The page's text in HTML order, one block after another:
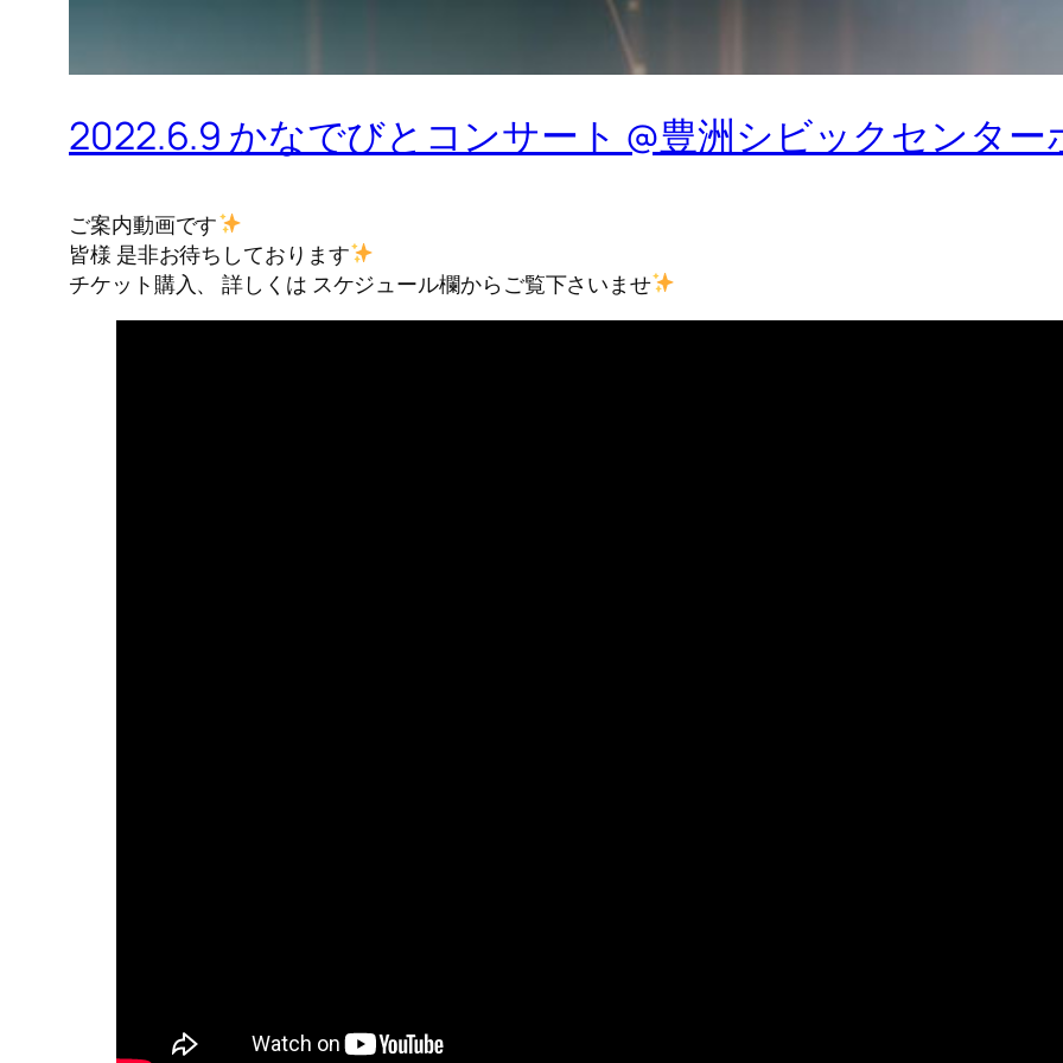
2022.6.9 かなでびとコンサート @豊洲シビックセンター
ご案内動画です
皆様 是非お待ちしております
チケット購入、 詳しくは スケジュール欄からご覧下さいませ